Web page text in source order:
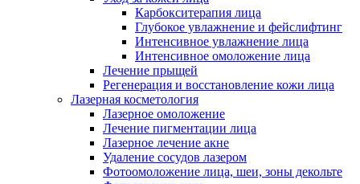
Карбокситерапия лица
Глубокое увлажнение и фейслифтинг
Интенсивное увлажнение лица
Интенсивное омоложение лица
Лечение прыщей
Регенерация и восстановление кожи лица
Лазерная косметология
Лазерное омоложение
Лечение пигментации лица
Лазерное лечение акне
Удаление сосудов лазером
Фотоомоложение лица, шеи, зоны декольте